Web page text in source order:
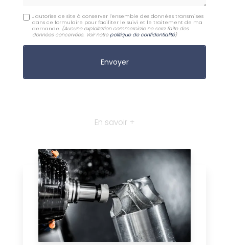
J'autorise ce site à conserver l'ensemble des données transmises
dans ce formulaire pour faciliter le suivi et le traitement de ma
demande. (Aucune exploitation commerciale ne sera faite des
données concervées. Voir notrepolitique de confidentialité)
En savoir +